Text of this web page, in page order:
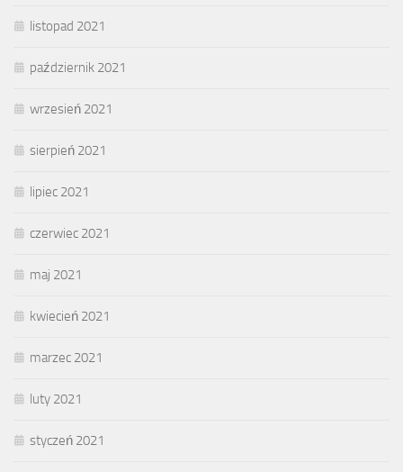
listopad 2021
październik 2021
wrzesień 2021
sierpień 2021
lipiec 2021
czerwiec 2021
maj 2021
kwiecień 2021
marzec 2021
luty 2021
styczeń 2021